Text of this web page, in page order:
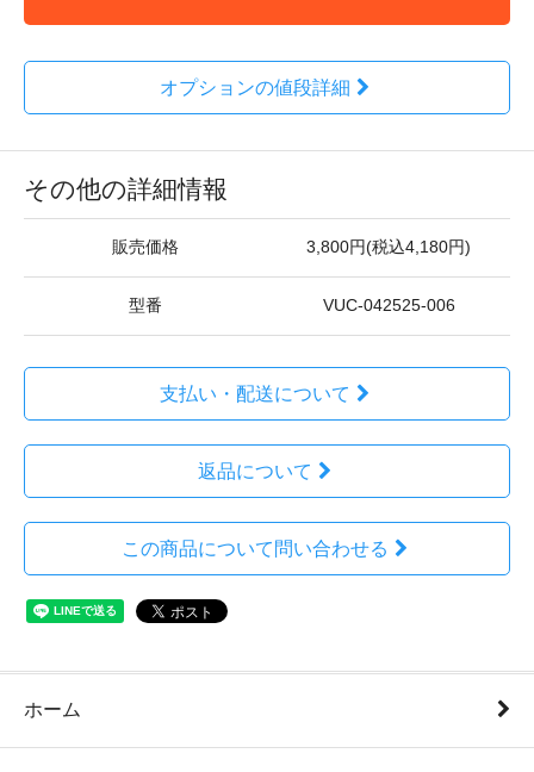
オプションの値段詳細
その他の詳細情報
販売価格 3,800円(税込4,180円)
型番 VUC-042525-006
支払い・配送について
返品について
この商品について問い合わせる
ホーム